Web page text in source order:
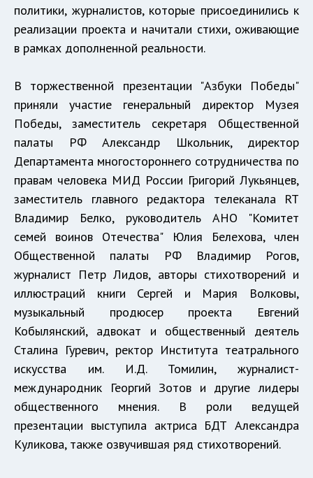
политики, журналистов, которые присоединились к
реализации проекта и начитали стихи, оживающие
в рамках дополненной реальности.
В торжественной презентации "Азбуки Победы"
приняли участие генеральный директор Музея
Победы, заместитель секретаря Общественной
палаты РФ Александр Школьник, директор
Департамента многостороннего сотрудничества по
правам человека МИД России Григорий Лукьянцев,
заместитель главного редактора телеканала RT
Владимир Белко, руководитель АНО "Комитет
семей воинов Отечества" Юлия Белехова, член
Общественной палаты РФ Владимир Рогов,
журналист Петр Лидов, авторы стихотворений и
иллюстраций книги Сергей и Мария Волковы,
музыкальный продюсер проекта Евгений
Кобылянский, адвокат и общественный деятель
Сталина Гуревич, ректор Института театрального
искусства им. И.Д. Томилин, журналист-
международник Георгий Зотов и другие лидеры
общественного мнения. В роли ведущей
презентации выступила актриса БДТ Александра
Куликова, также озвучившая ряд стихотворений.